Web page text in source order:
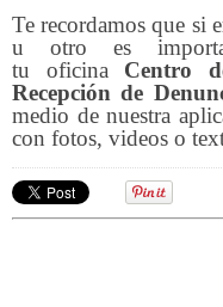
Te recordamos que si
u otro es
tu oficina Centro
Recepción de
medio de nuestra
con fotos, videos o